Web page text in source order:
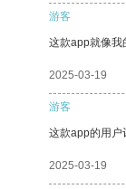
游客
这款app就像我
2025-03-19
游客
这款app的用户
2025-03-19